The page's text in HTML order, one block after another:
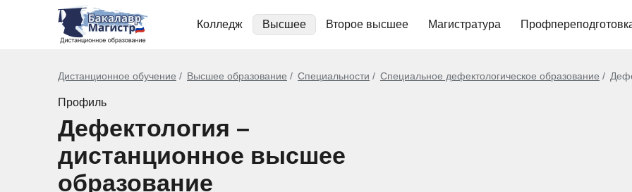
Колледж Высшее Второе высшее Магистратура
Дистанционное обучение Высшее образование Специальности Специальное дефектологическое образование
Профиль
Дефектология –
дистанционное высшее
образование